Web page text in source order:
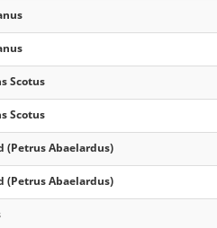
Scotus
Scotus
(Petrus Abaelardus)
(Petrus Abaelardus)